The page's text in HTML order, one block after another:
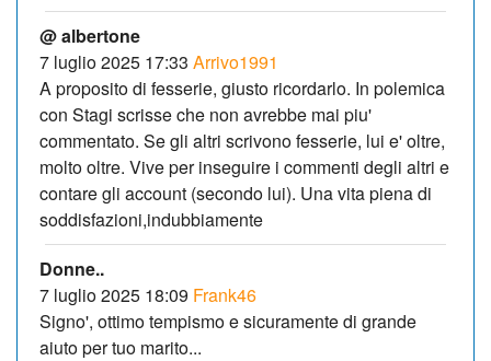
@ albertone
7 luglio 2025 17:33 Arrivo1991
A proposito di fesserie, giusto ricordarlo. In polemica
con Stagi scrisse che non avrebbe mai piu'
commentato. Se gli altri scrivono fesserie, lui e' oltre,
molto oltre. Vive per inseguire i commenti degli altri e
contare gli account (secondo lui). Una vita piena di
soddisfazioni,indubbiamente
Donne..
7 luglio 2025 18:09 Frank46
Signo', ottimo tempismo e sicuramente di grande
aiuto per tuo marito...